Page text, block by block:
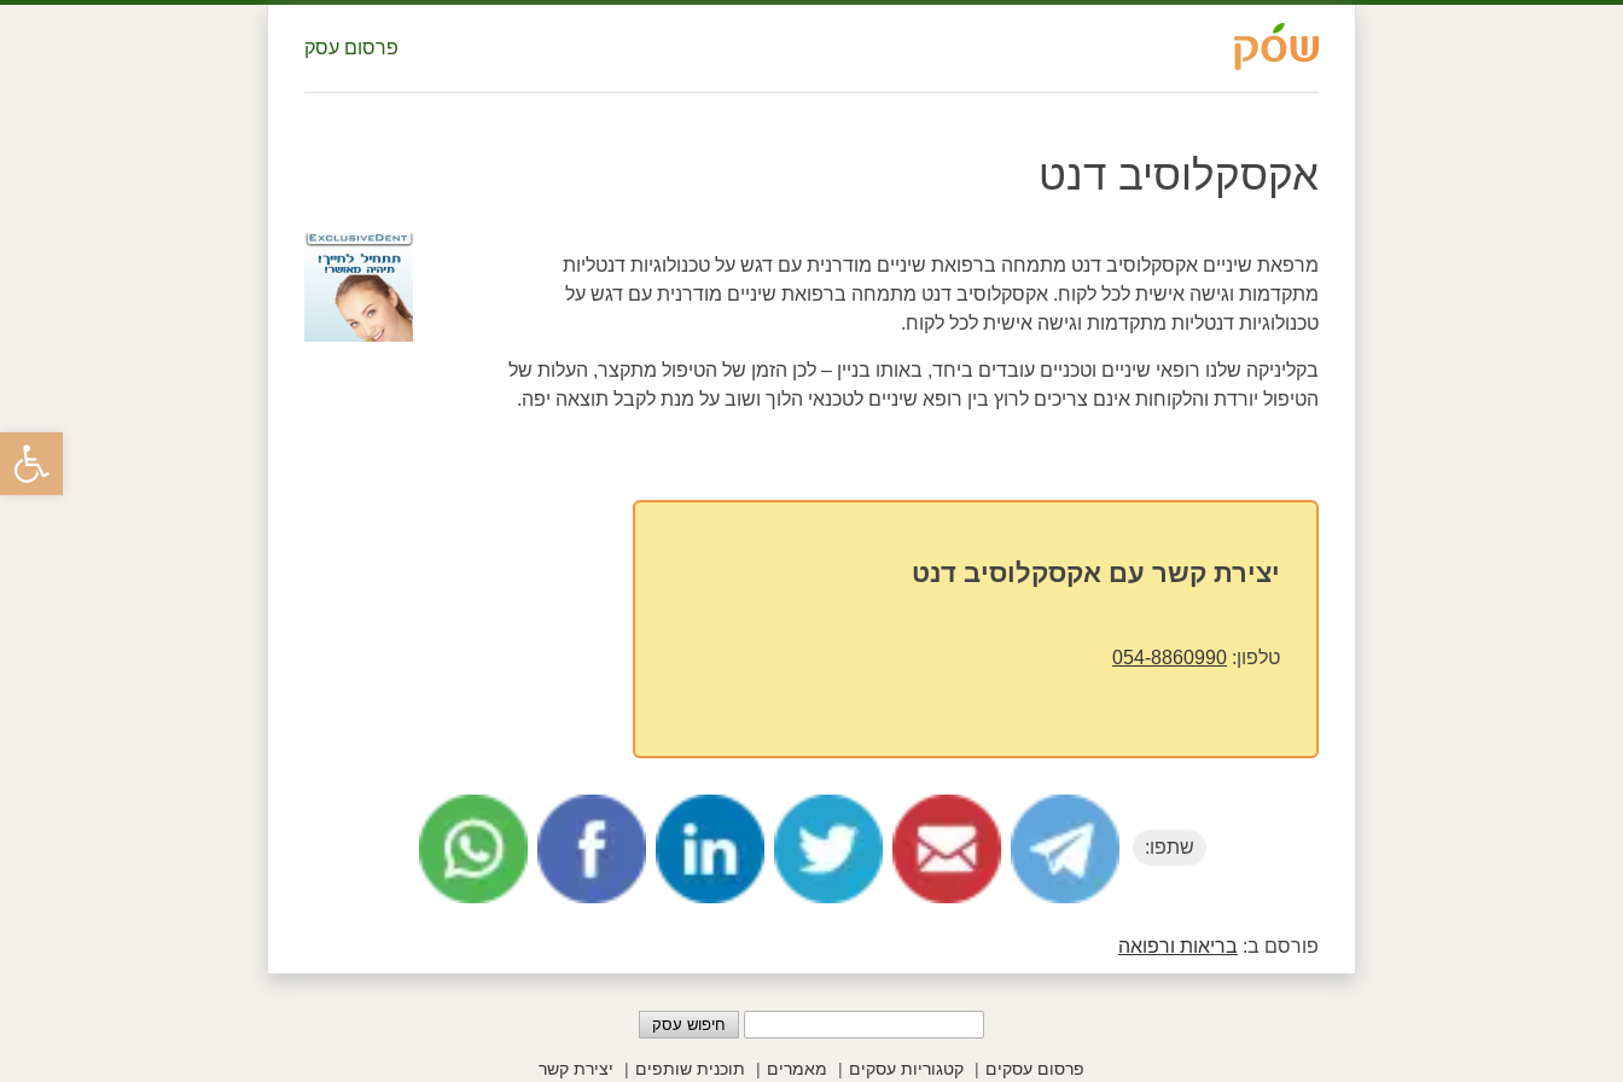
פתח
פרסום עסק
אקסקלוסיב דנט
מרפאת שיניים אקסקלוסיב דנט מתמחה ברפואת שיניים מודרנית עם דגש על טכנולוגיות דנטליות
מתקדמות וגישה אישית לכל לקוח. אקסקלוסיב דנט מתמחה ברפואת שיניים מודרנית עם דגש על
טכנולוגיות דנטליות מתקדמות וגישה אישית לכל לקוח.
בקליניקה שלנו רופאי שיניים וטכניים עובדים ביחד, באותו בניין – לכן הזמן של הטיפול מתקצר, העלות של
הטיפול יורדת והלקוחות אינם צריכים לרוץ בין רופא שיניים לטכנאי הלוך ושוב על מנת לקבל תוצאה יפה.
יצירת קשר עם אקסקלוסיב דנט
טלפון: 054-8860990
שתפו:
פורסם ב: בריאות ורפואה
פרסום עסקים קטגוריות עסקים מאמרים תוכנית שותפים יצירת קשר